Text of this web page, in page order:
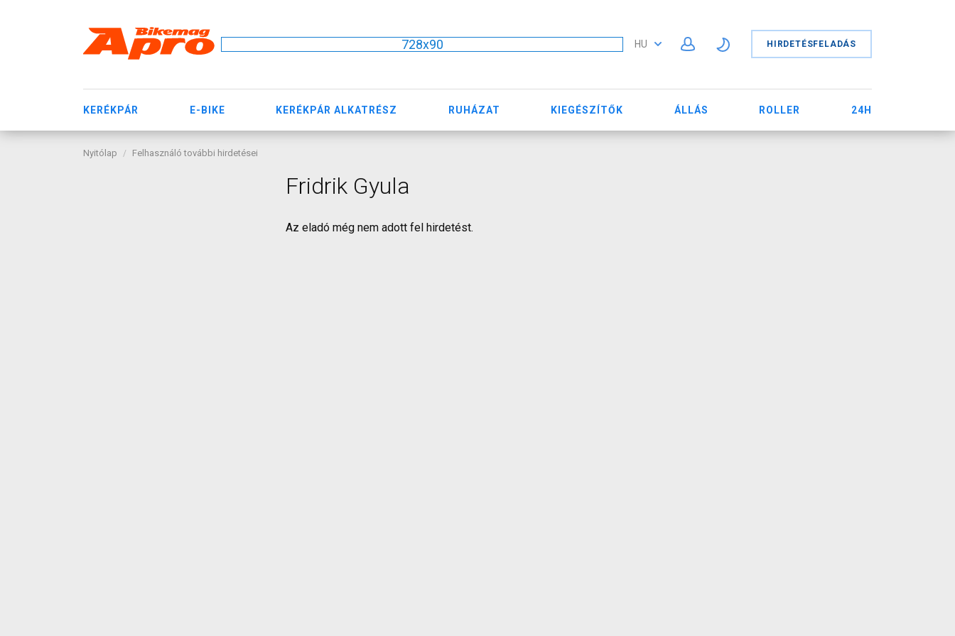
728x90 HU HIRDETÉSFELADÁS
KERÉKPÁR E-BIKE KERÉKPÁR ALKATRÉSZ RUHÁZAT KIEGÉSZÍTŐK ÁLLÁS ROLLER 24H
Nyitólap Felhasználó további hirdetései
Fridrik Gyula
Az eladó még nem adott fel hirdetést.